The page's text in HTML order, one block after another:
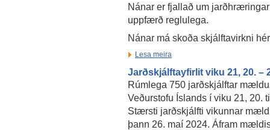
Nánar er fjallað um
uppfærð reglulega.
Nánar má skoða skjálftavirkni
Lesa meira
Jarðskjálftayfirlit viku 21, 20. –
Rúmlega 750 jarðskjálftar
Veðurstofu Íslands í viku 21, 20.
Stærsti jarðskjálfti vikunnar
þann 26. maí 2024. Áfram